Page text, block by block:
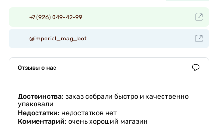
+7 (926) 049-42-99
@imperial_mag_bot
Отзывы о нас
Достоинства: заказ собрали быстро и качественно
упаковали
Недостатки: недостатков нет
Комментарий: очень хороший магазин